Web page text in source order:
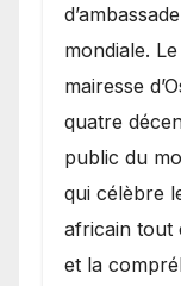
mondiale.
mairesse
quatre
public du
qui célèbre
africain tout
et la